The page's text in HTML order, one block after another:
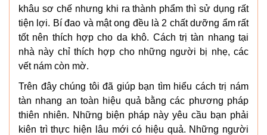
khâu sơ chế nhưng khi ra thành phẩm thì sử dụng rất
tiện lợi. Bí đao và mật ong đều là 2 chất dưỡng ẩm rất
tốt nên thích hợp cho da khô. Cách trị tàn nhang tại
nhà này chỉ thích hợp cho những người bị nhẹ, các
vết nám còn mờ.
Trên đây chúng tôi đã giúp bạn tìm hiểu cách trị nám
tàn nhang an toàn hiệu quả bằng các phương pháp
thiên nhiên. Những biện pháp này yêu cầu bạn phải
kiên trì thực hiện lâu mới có hiệu quả. Những người